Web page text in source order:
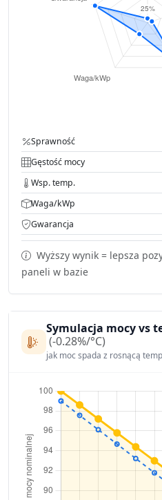
Sprawność
Gęstość mocy
Wsp. temp.
Waga/kWp
Gwarancja
Wyższy wynik = lepsza
paneli w bazie
Symulacja mocy vs
(-0.28%/°C)
jak moc spada z rosnącą